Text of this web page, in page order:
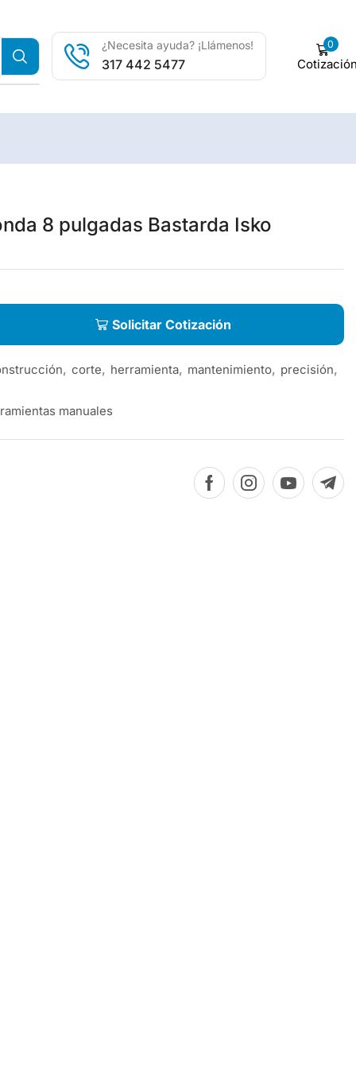
¿Necesita ayuda? ¡Llámenos!
317 442 5477
0
8 pulgadas Bastarda Isko
Solicitar Cotización
, corte, herramienta, mantenimiento, precisión,
manuales